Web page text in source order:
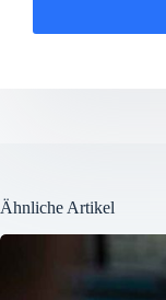
Ähnliche Artikel